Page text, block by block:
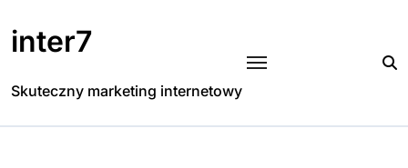
to
content
inter7
Skuteczny marketing internetowy